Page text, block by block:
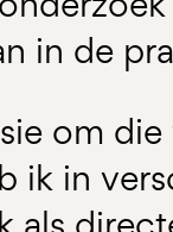
in de
om
ik in